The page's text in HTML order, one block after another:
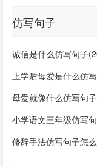
仿写句子
诚信是什么仿写句子
上学后母爱是什么仿
母爱就像什么仿写句
小学语文三年级仿写
修辞手法仿写句子怎